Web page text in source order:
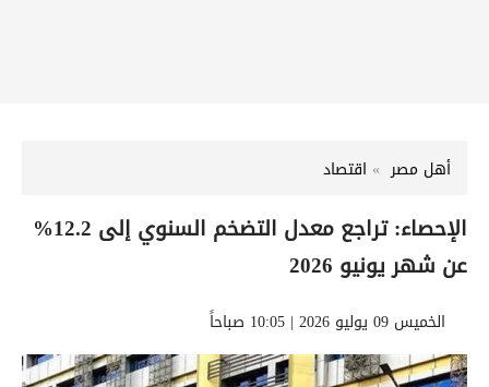
أهل مصر اقتصاد
الإحصاء: تراجع معدل التضخم السنوي إلى 12.2%
عن شهر يونيو 2026
الخميس 09 يوليو 2026 | 10:05 صباحاً